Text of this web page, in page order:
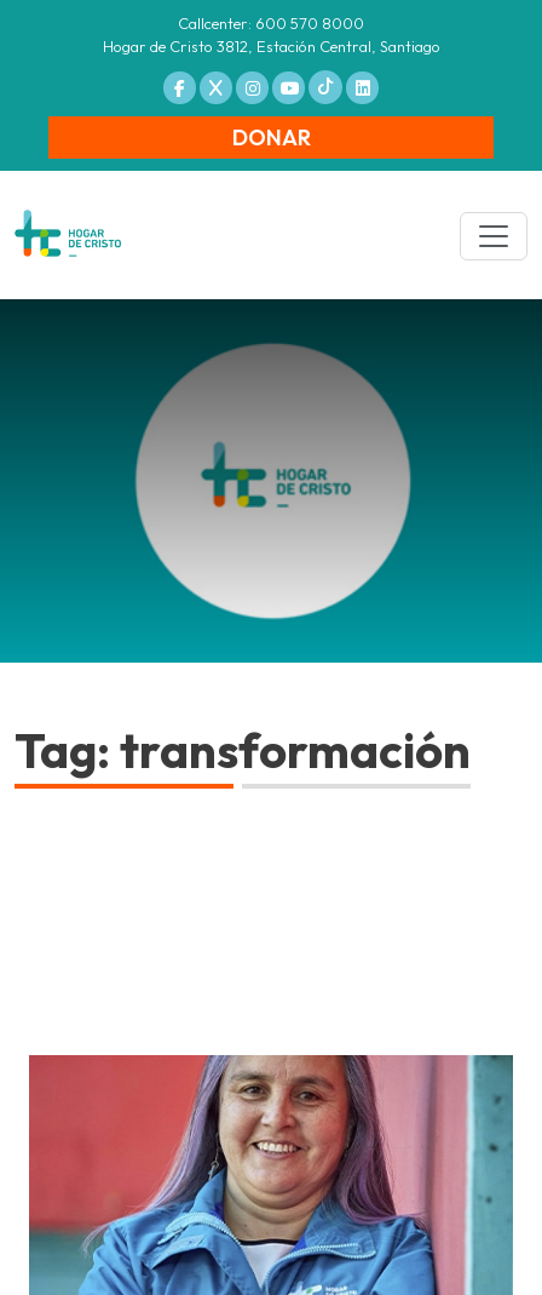
Callcenter: 600 570 8000
Hogar de Cristo 3812, Estación Central, Santiago
DONAR
Tag: transformación